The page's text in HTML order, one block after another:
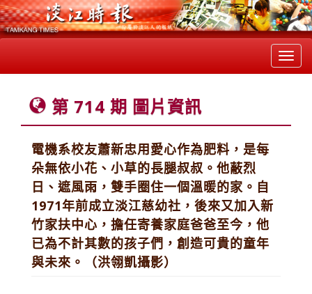
第 714 期 圖片資訊
電機系校友蕭新忠用愛心作為肥料，是每
朵無依小花、小草的長腿叔叔。他蔽烈
日、遮風雨，雙手圈住一個溫暖的家。自
1971年前成立淡江慈幼社，後來又加入新
竹家扶中心，擔任寄養家庭爸爸至今，他
已為不計其數的孩子們，創造可貴的童年
與未來。（洪翎凱攝影）